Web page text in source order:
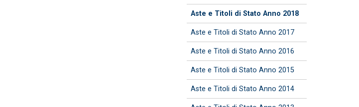
Aste e Titoli di Stato Anno 2018
Aste e Titoli di Stato Anno 2017
Aste e Titoli di Stato Anno 2016
Aste e Titoli di Stato Anno 2015
Aste e Titoli di Stato Anno 2014